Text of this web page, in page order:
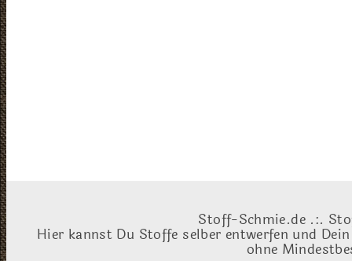
Stoff-Schmie.de .:.
Hier kannst Du Stoffe selber entwerfen und
ohne